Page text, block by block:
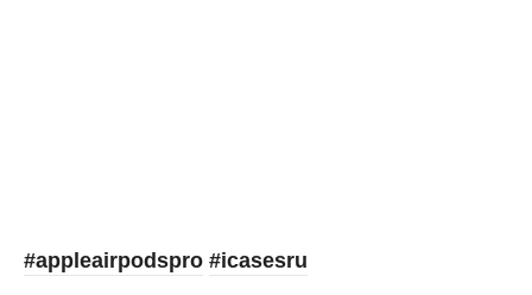
#appleairpodspro #icasesru